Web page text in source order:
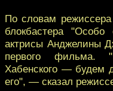
По словам
блокбастера
актрисы Анджелины
первого фильма.
Хабенского — будем
его", — сказал